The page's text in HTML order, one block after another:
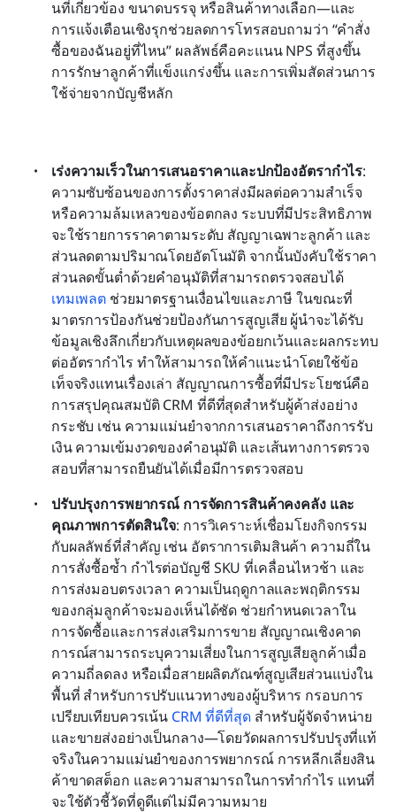
นที่เกี่ยวข้อง ขนาดบรรจุ หรือสินค้าทางเลือก—และ
การแจ้งเตือนเชิงรุกช่วยลดการโทรสอบถามว่า “คำสั่ง
ซื้อของฉันอยู่ที่ไหน” ผลลัพธ์คือคะแนน NPS ที่สูงขึ้น
การรักษาลูกค้าที่แข็งแกร่งขึ้น และการเพิ่มสัดส่วนการ
ใช้จ่ายจากบัญชีหลัก
เร่งความเร็วในการเสนอราคาและปกป้องอัตรากำไร:
ความซับซ้อนของการตั้งราคาส่งมีผลต่อความสำเร็จ
หรือความล้มเหลวของข้อตกลง ระบบที่มีประสิทธิภาพ
จะใช้รายการราคาตามระดับ สัญญาเฉพาะลูกค้า และ
ส่วนลดตามปริมาณโดยอัตโนมัติ จากนั้นบังคับใช้ราคา
ส่วนลดขั้นต่ำด้วยคำอนุมัติที่สามารถตรวจสอบได้
เทมเพลต ช่วยมาตรฐานเงื่อนไขและภาษี ในขณะที่
มาตรการป้องกันช่วยป้องกันการสูญเสีย ผู้นำจะได้รับ
ข้อมูลเชิงลึกเกี่ยวกับเหตุผลของข้อยกเว้นและผลกระทบ
ต่ออัตรากำไร ทำให้สามารถให้คำแนะนำโดยใช้ข้อ
เท็จจริงแทนเรื่องเล่า สัญญาณการซื้อที่มีประโยชน์คือ
การสรุปคุณสมบัติ CRM ที่ดีที่สุดสำหรับผู้ค้าส่งอย่าง
กระชับ เช่น ความแม่นยำจากการเสนอราคาถึงการรับ
เงิน ความเข้มงวดของคำอนุมัติ และเส้นทางการตรวจ
สอบที่สามารถยืนยันได้เมื่อมีการตรวจสอบ
ปรับปรุงการพยากรณ์ การจัดการสินค้าคงคลัง และ
คุณภาพการตัดสินใจ: การวิเคราะห์เชื่อมโยงกิจกรรม
กับผลลัพธ์ที่สำคัญ เช่น อัตราการเติมสินค้า ความถี่ใน
การสั่งซื้อซ้ำ กำไรต่อบัญชี SKU ที่เคลื่อนไหวช้า และ
การส่งมอบตรงเวลา ความเป็นฤดูกาลและพฤติกรรม
ของกลุ่มลูกค้าจะมองเห็นได้ชัด ช่วยกำหนดเวลาใน
การจัดซื้อและการส่งเสริมการขาย สัญญาณเชิงคาด
การณ์สามารถระบุความเสี่ยงในการสูญเสียลูกค้าเมื่อ
ความถี่ลดลง หรือเมื่อสายผลิตภัณฑ์สูญเสียส่วนแบ่งใน
พื้นที่ สำหรับการปรับแนวทางของผู้บริหาร กรอบการ
เปรียบเทียบควรเน้น CRM ที่ดีที่สุด สำหรับผู้จัดจำหน่าย
และขายส่งอย่างเป็นกลาง—โดยวัดผลการปรับปรุงที่แท้
จริงในความแม่นยำของการพยากรณ์ การหลีกเลี่ยงสิน
ค้าขาดสต็อก และความสามารถในการทำกำไร แทนที่
จะใช้ตัวชี้วัดที่ดูดีแต่ไม่มีความหมาย